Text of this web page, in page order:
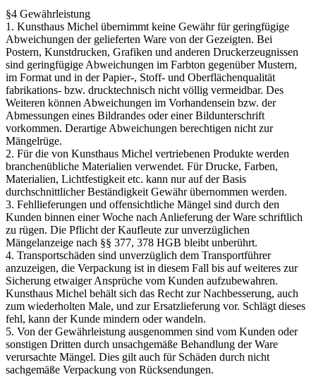
§4 Gewährleistung
1. Kunsthaus Michel übernimmt keine Gewähr für geringfügige
Abweichungen der gelieferten Ware von der Gezeigten. Bei
Postern, Kunstdrucken, Grafiken und anderen Druckerzeugnissen
sind geringfügige Abweichungen im Farbton gegenüber Mustern,
im Format und in der Papier-, Stoff- und Oberflächenqualität
fabrikations- bzw. drucktechnisch nicht völlig vermeidbar. Des
Weiteren können Abweichungen im Vorhandensein bzw. der
Abmessungen eines Bildrandes oder einer Bildunterschrift
vorkommen. Derartige Abweichungen berechtigen nicht zur
Mängelrüge.
2. Für die von Kunsthaus Michel vertriebenen Produkte werden
branchenübliche Materialien verwendet. Für Drucke, Farben,
Materialien, Lichtfestigkeit etc. kann nur auf der Basis
durchschnittlicher Beständigkeit Gewähr übernommen werden.
3. Fehllieferungen und offensichtliche Mängel sind durch den
Kunden binnen einer Woche nach Anlieferung der Ware schriftlich
zu rügen. Die Pflicht der Kaufleute zur unverzüglichen
Mängelanzeige nach §§ 377, 378 HGB bleibt unberührt.
4. Transportschäden sind unverzüglich dem Transportführer
anzuzeigen, die Verpackung ist in diesem Fall bis auf weiteres zur
Sicherung etwaiger Ansprüche vom Kunden aufzubewahren.
Kunsthaus Michel behält sich das Recht zur Nachbesserung, auch
zum wiederholten Male, und zur Ersatzlieferung vor. Schlägt dieses
fehl, kann der Kunde mindern oder wandeln.
5. Von der Gewährleistung ausgenommen sind vom Kunden oder
sonstigen Dritten durch unsachgemäße Behandlung der Ware
verursachte Mängel. Dies gilt auch für Schäden durch nicht
sachgemäße Verpackung von Rücksendungen.